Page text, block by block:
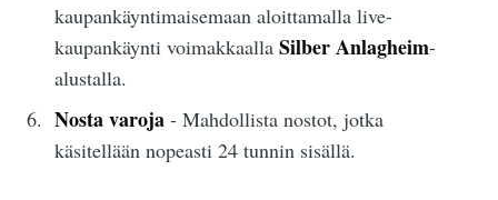
kaupankäyntimaisemaan aloittamalla live-
kaupankäynti voimakkaalla Silber Anlagheim-
alustalla.
Nosta varoja- Mahdollista nostot, jotka
käsitellään nopeasti 24 tunnin sisällä.